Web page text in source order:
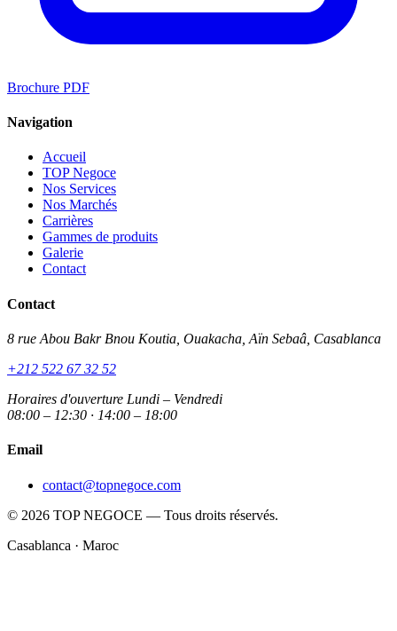
Brochure PDF
Navigation
Accueil
TOP Negoce
Nos Services
Nos Marchés
Carrières
Gammes de produits
Galerie
Contact
Contact
8 rue Abou Bakr Bnou Koutia, Ouakacha, Aïn Sebaâ, Casablanca
+212 522 67 32 52
Horaires d'ouverture Lundi – Vendredi
08:00 – 12:30 · 14:00 – 18:00
Email
contact@topnegoce.com
© 2026 TOP NEGOCE — Tous droits réservés.
Casablanca · Maroc